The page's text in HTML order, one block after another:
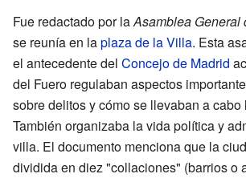
Fue redactado por laAsamblea General
se reunía en laplaza de la Villa. Esta
el antecedente del Concejo de Madrid
del Fuero regulaban aspectos
sobre delitos y cómo se llevaban a cabo
También organizaba la vida política y
villa. El documento menciona que la
dividida en diez "collaciones" (barrios o